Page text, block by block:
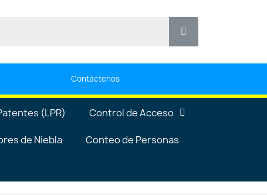
Contáctenos
(LPR) Control de Acceso
de Niebla Conteo de Personas